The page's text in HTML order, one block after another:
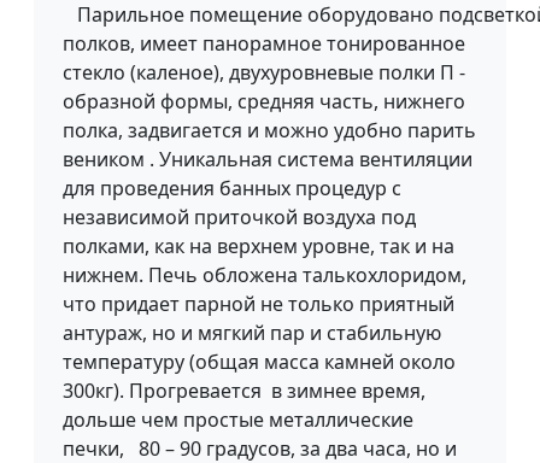
Парильное помещение оборудовано
полков, имеет панорамное тонированное
стекло (каленое), двухуровневые полки П -
образной формы, средняя часть, нижнего
полка, задвигается и можно удобно парить
веником . Уникальная система вентиляции
для проведения банных процедур с
независимой приточкой воздуха под
полками, как на верхнем уровне, так и на
нижнем. Печь обложена талькохлоридом,
что придает парной не только приятный
антураж, но и мягкий пар и стабильную
температуру (общая масса камней около
300кг). Прогревается в зимнее время,
дольше чем простые металлические
печки, 80 – 90 градусов, за два часа, но и